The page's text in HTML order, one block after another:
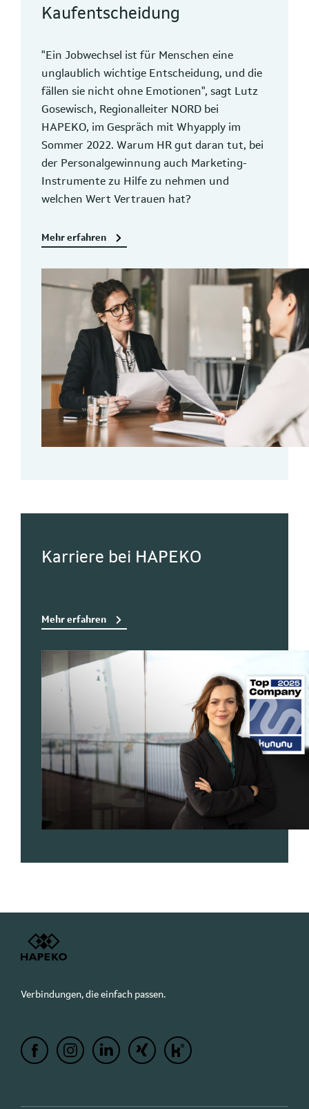
Kaufentscheidung
"Ein Jobwechsel ist für Menschen eine
unglaublich wichtige Entscheidung, und die
fällen sie nicht ohne Emotionen", sagt Lutz
Gosewisch, Regionalleiter NORD bei
HAPEKO, im Gespräch mit Whyapply im
Sommer 2022. Warum HR gut daran tut, bei
der Personalgewinnung auch Marketing-
Instrumente zu Hilfe zu nehmen und
welchen Wert Vertrauen hat?
Mehr erfahren
Karriere bei HAPEKO
Mehr erfahren
Verbindungen, die einfach passen.